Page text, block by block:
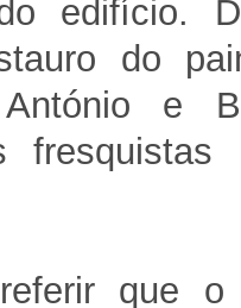
edifício.
do
e
que o